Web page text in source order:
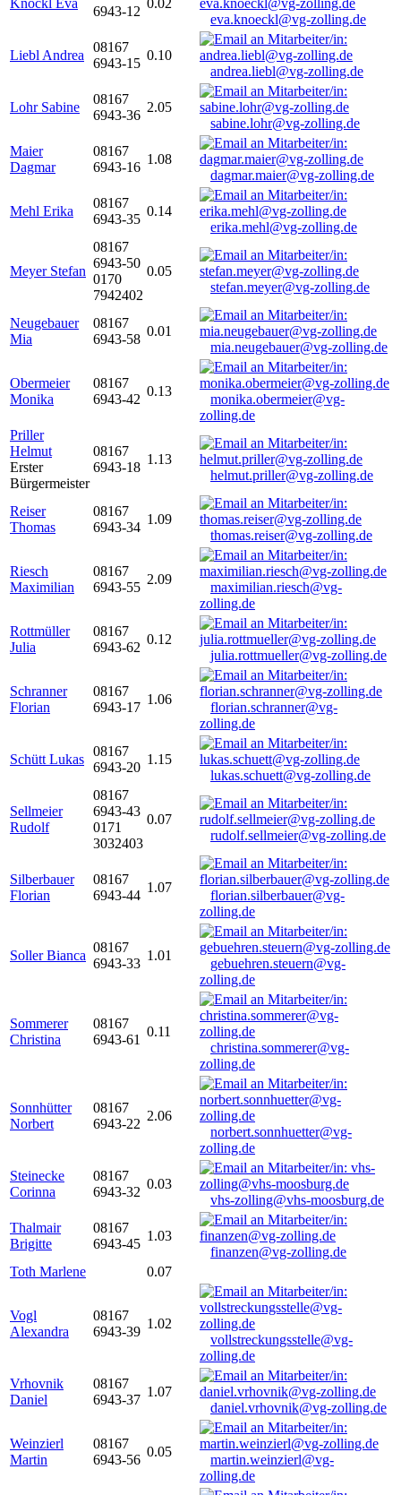
Knöckl Eva
6943-12
0.02
eva.knoeckl@vg-zolling.de
Liebl Andrea
08167
6943-15
0.10
andrea.liebl@vg-zolling.de
Lohr Sabine
08167
6943-36
2.05
sabine.lohr@vg-zolling.de
Maier
Dagmar
08167
6943-16
1.08
dagmar.maier@vg-zolling.de
Mehl Erika
08167
6943-35
0.14
erika.mehl@vg-zolling.de
Meyer Stefan
08167
6943-50
0170
7942402
0.05
stefan.meyer@vg-zolling.de
Neugebauer
Mia
08167
6943-58
0.01
mia.neugebauer@vg-zolling.de
Obermeier
Monika
08167
6943-42
0.13
monika.obermeier@vg-
zolling.de
Priller
Helmut
Erster
Bürgermeister
08167
6943-18
1.13
helmut.priller@vg-zolling.de
Reiser
Thomas
08167
6943-34
1.09
thomas.reiser@vg-zolling.de
Riesch
Maximilian
08167
6943-55
2.09
maximilian.riesch@vg-
zolling.de
Rottmüller
Julia
08167
6943-62
0.12
julia.rottmueller@vg-zolling.de
Schranner
Florian
08167
6943-17
1.06
florian.schranner@vg-
zolling.de
Schütt Lukas
08167
6943-20
1.15
lukas.schuett@vg-zolling.de
Sellmeier
Rudolf
08167
6943-43
0171
3032403
0.07
rudolf.sellmeier@vg-zolling.de
Silberbauer
Florian
08167
6943-44
1.07
florian.silberbauer@vg-
zolling.de
Soller Bianca
08167
6943-33
1.01
gebuehren.steuern@vg-
zolling.de
Sommerer
Christina
08167
6943-61
0.11
christina.sommerer@vg-
zolling.de
Sonnhütter
Norbert
08167
6943-22
2.06
norbert.sonnhuetter@vg-
zolling.de
Steinecke
Corinna
08167
6943-32
0.03
vhs-zolling@vhs-moosburg.de
Thalmair
Brigitte
08167
6943-45
1.03
finanzen@vg-zolling.de
Toth Marlene
0.07
Vogl
Alexandra
08167
6943-39
1.02
vollstreckungsstelle@vg-
zolling.de
Vrhovnik
Daniel
08167
6943-37
1.07
daniel.vrhovnik@vg-zolling.de
Weinzierl
Martin
08167
6943-56
0.05
martin.weinzierl@vg-
zolling.de